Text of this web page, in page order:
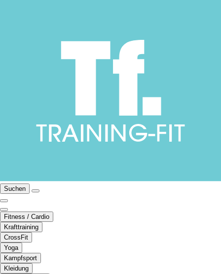
Suchen
Fitness / Cardio
Krafttraining
CrossFit
Yoga
Kampfsport
Kleidung